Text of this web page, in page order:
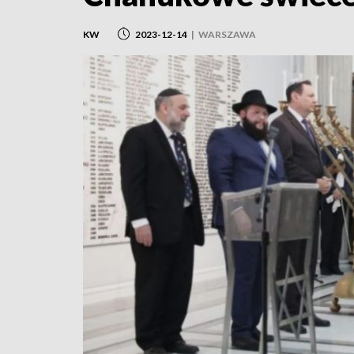
KW 2023-12-14 | WARSZAWA